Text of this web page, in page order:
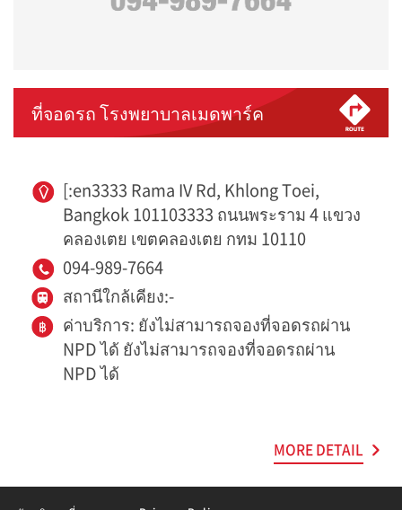
ที่จอดรถ โรงพยาบาลเมดพาร์ค
[:en3333 Rama IV Rd, Khlong Toei,
Bangkok 101103333 ถนนพระราม 4 แขวง
คลองเตย เขตคลองเตย กทม 10110
094-989-7664
สถานีใกล้เคียง:-
ค่าบริการ: ยังไม่สามารถจองที่จอดรถผ่าน
NPD ได้ ยังไม่สามารถจองที่จอดรถผ่าน
NPD ได้
MORE DETAIL